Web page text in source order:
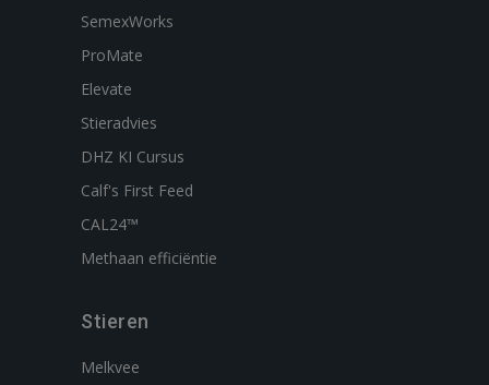
SemexWorks
ProMate
Elevate
Stieradvies
DHZ KI Cursus
Calf's First Feed
CAL24™
Methaan efficiëntie
Stieren
Melkvee